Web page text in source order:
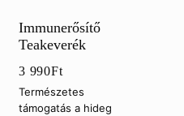
Immunerősítő
Teakeverék
3 990Ft
Természetes
támogatás a hideg